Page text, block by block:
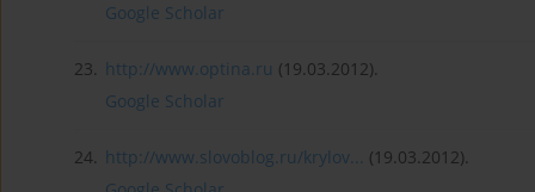
Google Scholar
23. http://www.optina.ru (19.03.2012).
Google Scholar
24. http://www.slovoblog.ru/krylov... (19.03.2012).